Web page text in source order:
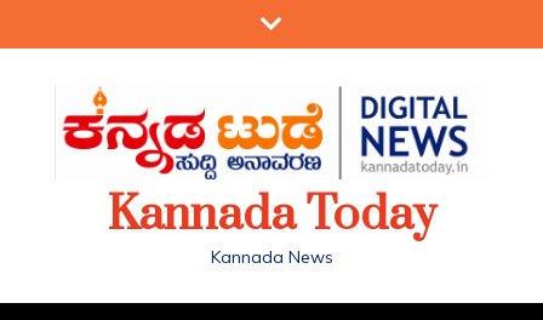
Kannada Today
Kannada News